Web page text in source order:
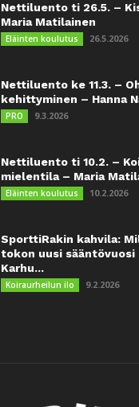
Nettiluento ti 26.5. –
Maria Matilainen
Eläinten koulutus 26.5.2026
Nettiluento ke 11.3. –
kehittyminen – Hanna
PRO 9.3.2026
Nettiluento ti 10.2. –
mielentila – Maria
Eläinten koulutus 10.2.2026
SporttiRakin kahvila:
tokon uusi sääntövuosi
Karhu...
Koiraurheilun ilo 9.2.2026